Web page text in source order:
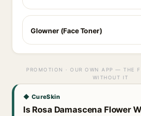
Glowner (Face Toner)
PROMOTION · OUR OWN APP — THE
WITHOUT IT
◆ CureSkin
Is Rosa Damascena Flower